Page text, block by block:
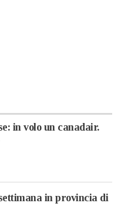
in volo un canadair.
in provincia di